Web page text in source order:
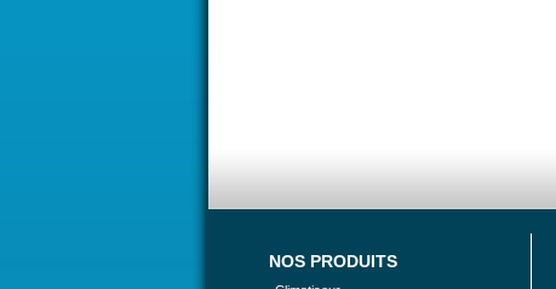
NOS PRODUITS